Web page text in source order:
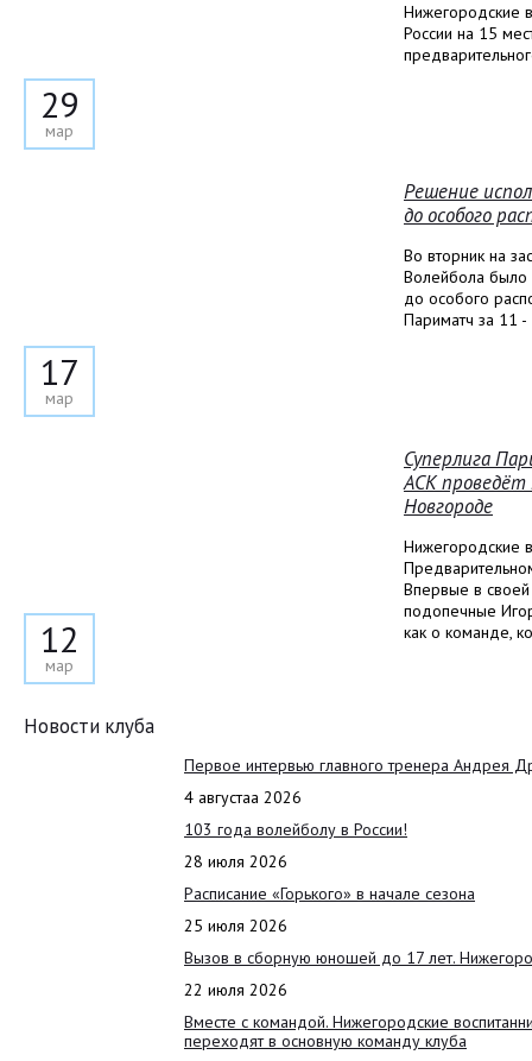
29
мар
Нижегородские
России на 15
17
мар
Решение
до особого
Во вторник на
Волейбола было
до особого
Париматч за 11
12
мар
Суперлига
АСК
Новгороде
Нижегородские
Впервые в своей
подопечные
как о команде,
Новости клуба
Первое интервью главного тренера Андрея
4 августаа 2026
103 года волейболу в России!
28 июля 2026
Расписание «Горького» в начале сезона
25 июля 2026
Вызов в сборную юношей до 17 лет.
22 июля 2026
Вместе с командой. Нижегородские
переходят в основную команду клуба